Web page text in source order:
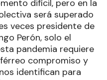
difícil, pero en la
será superado
veces presidente de
Perón, solo el
pandemia requiere
compromiso y
identifican para